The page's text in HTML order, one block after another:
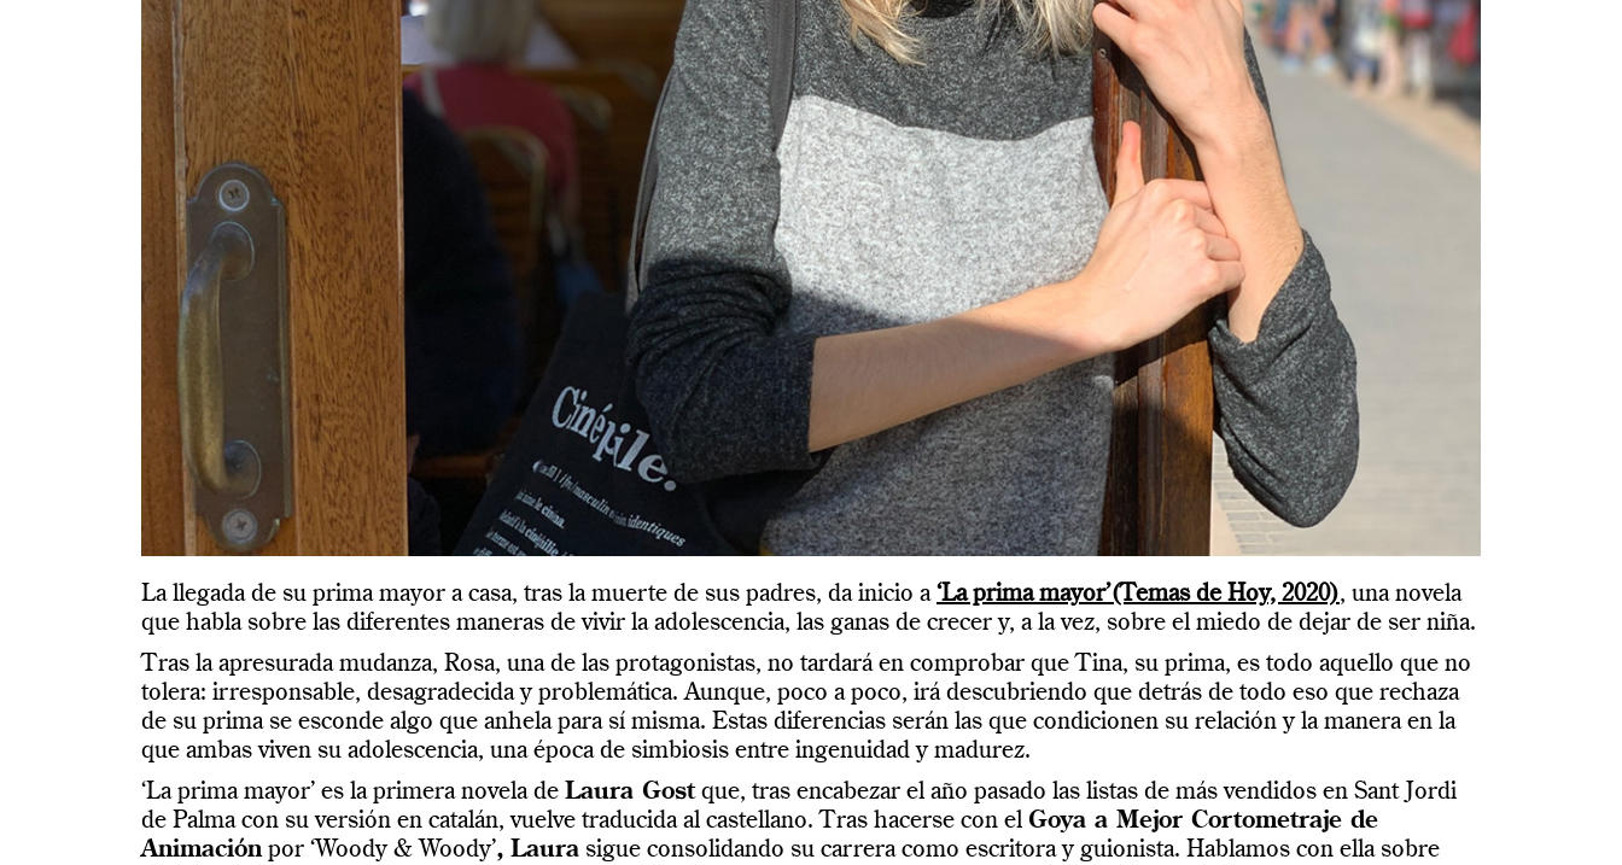
La llegada de su prima mayor a casa, tras la muerte de sus padres, da inicio a ‘La prima mayor’(Temas de Hoy, 2020), una novela
que habla sobre las diferentes maneras de vivir la adolescencia, las ganas de crecer y, a la vez, sobre el miedo de dejar de ser niña.
Tras la apresurada mudanza, Rosa, una de las protagonistas, no tardará en comprobar que Tina, su prima, es todo aquello que no
tolera: irresponsable, desagradecida y problemática. Aunque, poco a poco, irá descubriendo que detrás de todo eso que rechaza
de su prima se esconde algo que anhela para sí misma. Estas diferencias serán las que condicionen su relación y la manera en la
que ambas viven su adolescencia, una época de simbiosis entre ingenuidad y madurez.
‘La prima mayor’ es la primera novela de Laura Gostque, tras encabezar el año pasado las listas de más vendidos en Sant Jordi
de Palma con su versión en catalán, vuelve traducida al castellano. Tras hacerse con el Goya a Mejor Cortometraje de
Animaciónpor ‘Woody & Woody’, Laura sigue consolidando su carrera como escritora y guionista. Hablamos con ella sobre